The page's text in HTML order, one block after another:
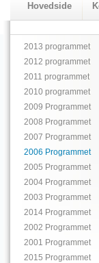
Hovedside
2018
2013 programmet
2012 programmet
2011 programmet
2010 programmet
2009 Programmet
2008 Programmet
2007 Programmet
2006 Programmet
2005 Programmet
2004 Programmet
2003 Programmet
2014 Programmet
2002 Programmet
2001 Programmet
2015 Programmet